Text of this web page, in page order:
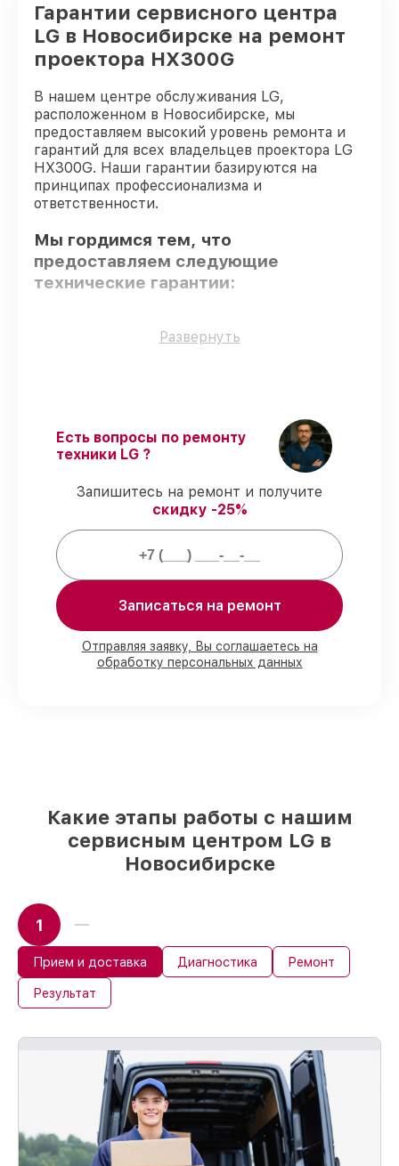
Гарантии сервисного центра
LG в Новосибирске на ремонт
проектора HX300G
В нашем центре обслуживания LG,
расположенном в Новосибирске, мы
предоставляем высокий уровень ремонта и
гарантий для всех владельцев проектора LG
HX300G. Наши гарантии базируются на
принципах профессионализма и
ответственности.
Мы гордимся тем, что
предоставляем следующие
технические гарантии:
Оригинальные детали– только
Соблюдение сроков восстановления
гарантируем завершение работ без
задержек.
обслуживаем проекторов всегда со
строгим соблюдением гарантийных
обязательств.
Мы гарантируем:
80%работ под контролем клиента
90%комплектующих для проекторов
имеются в наличии или доступны для
Развернуть
Есть вопросы по ремонту
техники LG ?
Запишитесь на ремонт и получите
скидку -25%
Записаться на ремонт
Отправляя заявку, Вы соглашаетесь на
обработку персональных данных
Какие этапы работы с нашим
сервисным центром LG в
Новосибирске
1
Прием и доставка Диагностика Ремонт
Результат